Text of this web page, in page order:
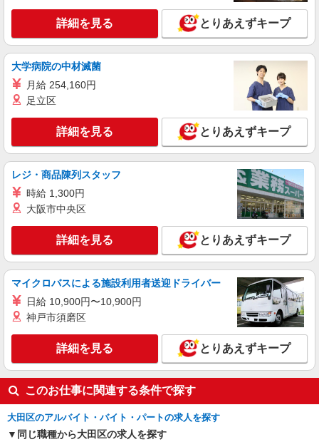
居住支援特別手当は勤続5年目までの方はさらに1
万円支給（再入社は除く） ◎賞与：基本給2.08ヶ
月分/年支給 ◎残業時は別途時間外手当支給（超過
1分〜）
そんぽの家 東六郷/1019aa1
介護スタッフ
【実務者研修】 月給：269,500円 年収例：364
支援特別手当、働きがい向上手当、日祝手当（月
平均2回分）、夜勤手当（月平均5回分）等、毎月
平均的に支払われる手当を含みます。 ※居住支援
特別手当は勤続5年目までの方はさらに1万円支給
（再入社は除く） ◎賞与：基本給2.08ヶ月分/年支
給 ◎残業時は別途時間外手当支給（超過1分〜）
キープ 詳細を見る
アルバイト
SOMPOケア 大田 訪問介護/3136cc2
★（東京都）居住支援特別手当対象求人 【介
護福祉士】 時給1,800円 ◎週20時間以上勤務（社
保加入者）の場合は時給1,850円 ＊日曜祝日：時
給2,100円〜 【実務者研修・初任者研修（ヘルパ
ー1級・2級）】 時給1,720円 ◎週20時間以上勤務
（社保加入者）の場合は時給1,770円 ＊日曜祝
給 ◎キャンセル手当：職務時給の60％支給 ※居
住支援特別手当は勤続5年目までの方はさらに時給
＋50円（再入社者は除く）
東京都大田区西蒲田6丁目36-11 西蒲田NSビ
ル 5階
キープ 詳細を見る
詳細を見る とりあえずキープ
大学病院の中材滅菌
月給 254,160円
足立区
詳細を見る とりあえずキープ
レジ・商品陳列スタッフ
時給 1,300円
大阪市中央区
詳細を見る とりあえずキープ
マイクロバスによる施設利用者送迎ドライバー
日給 10,900円〜10,900円
神戸市須磨区
詳細を見る とりあえずキープ
このお仕事に関連する条件で探す
大田区のアルバイト・バイト・パートの求人を探す
同じ職種から大田区の求人を探す